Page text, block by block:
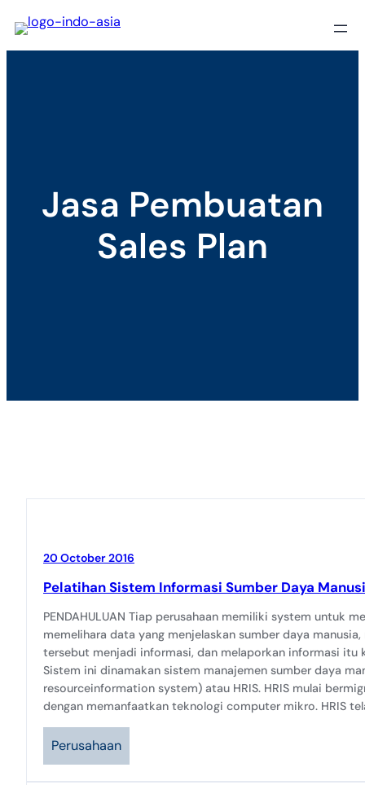
Skip
to
Jasa Pembuatan
Sales Plan
20 October 2016
Pelatihan Sistem Informasi Sumber Daya
PENDAHULUAN Tiap perusahaan memiliki system untuk
memelihara data yang menjelaskan sumber daya
tersebut menjadi informasi, dan melaporkan informasi itu
Sistem ini dinamakan sistem manajemen sumber daya
resourceinformation system) atau HRIS. HRIS mulai
dengan memanfaatkan teknologi computer mikro. HRIS
Perusahaan